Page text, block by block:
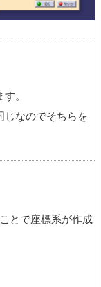
。
じなのでそちらを
とで座標系が作成